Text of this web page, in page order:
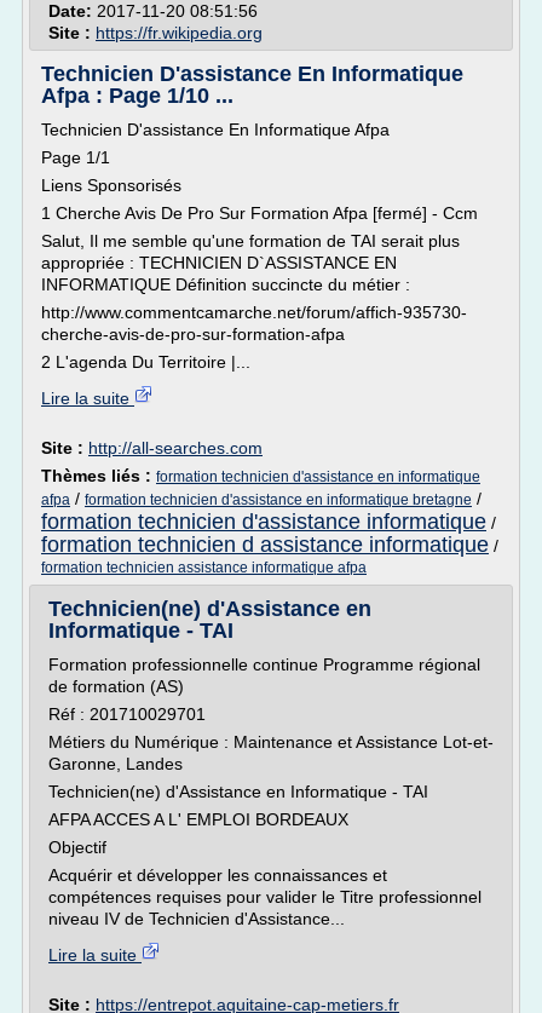
Date: 2017-11-20 08:51:56
Site : https://fr.wikipedia.org
Technicien D'assistance En Informatique
Afpa : Page 1/10 ...
Technicien D'assistance En Informatique Afpa
Page 1/1
Liens Sponsorisés
1 Cherche Avis De Pro Sur Formation Afpa [fermé] - Ccm
Salut, Il me semble qu'une formation de TAI serait plus
appropriée : TECHNICIEN D`ASSISTANCE EN
INFORMATIQUE Définition succincte du métier :
http://www.commentcamarche.net/forum/affich-935730-
cherche-avis-de-pro-sur-formation-afpa
2 L'agenda Du Territoire |...
Lire la suite
Site : http://all-searches.com
Thèmes liés : formation technicien d'assistance en informatique
afpa / formation technicien d'assistance en informatique bretagne /
formation technicien d'assistance informatique /
formation technicien d assistance informatique /
formation technicien assistance informatique afpa
Technicien(ne) d'Assistance en
Informatique - TAI
Formation professionnelle continue Programme régional
de formation (AS)
Réf : 201710029701
Métiers du Numérique : Maintenance et Assistance Lot-et-
Garonne, Landes
Technicien(ne) d'Assistance en Informatique - TAI
AFPA ACCES A L' EMPLOI BORDEAUX
Objectif
Acquérir et développer les connaissances et
compétences requises pour valider le Titre professionnel
niveau IV de Technicien d'Assistance...
Lire la suite
Site : https://entrepot.aquitaine-cap-metiers.fr